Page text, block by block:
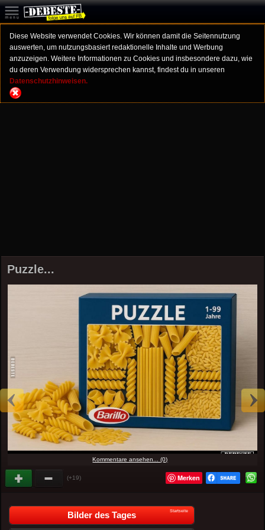
Diese Website verwendet Cookies. Wir können damit die Seitennutzung
auswerten, um nutzungsbasiert redaktionelle Inhalte und Werbung
anzuzeigen. Weitere Informationen zu Cookies und insbesondere dazu, wie
du deren Verwendung widersprechen kannst, findest du in unseren
Datenschutzhinweisen.
Puzzle...
Kommentare ansehen... (0)
(+19) Merken
Bilder des Tages Startseite